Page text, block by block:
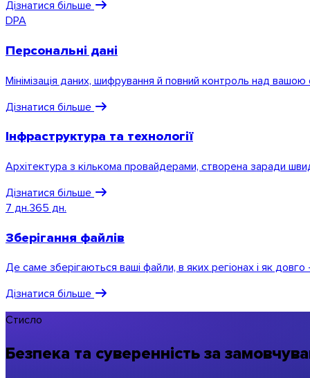
Windows
Дізнатися більше
DPA
Персональні дані
Мінімізація даних, шифрування й повний контроль над
Дізнатися більше
Інфраструктура та технології
Архітектура з кількома провайдерами, створена заради
Дізнатися більше
7 дн.365 дн.
Зберігання файлів
Де саме зберігаються ваші файли, в яких регіонах і як
Дізнатися більше
Стисло
Безпека та суверенність за